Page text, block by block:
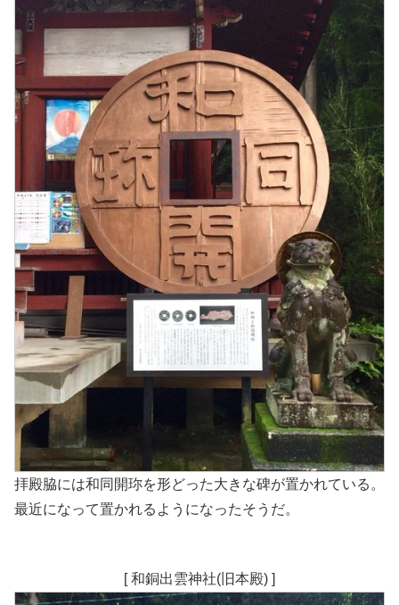
拝殿脇には和同開珎を形どった大きな碑が置かれている。
最近になって置かれるようになったそうだ。
[ 和銅出雲神社(旧本殿) ]